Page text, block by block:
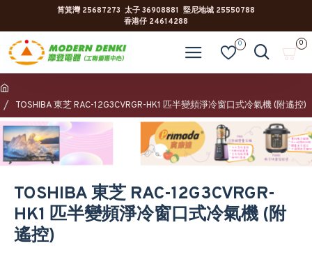
筲箕灣 25687273 太子 36908881 堅尼地城 25550788
香港仔 24614288
0 0
TOSHIBA 東芝 RAC-12G3CVRGR-HK1 匹半變頻淨冷窗口式冷氣機 (附遙控)
TOSHIBA 東芝 RAC-12G3CVRGR-
HK1 匹半變頻淨冷窗口式冷氣機 (附
遙控)